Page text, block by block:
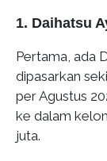
1. Daihatsu
Pertama, ada
dipasarkan
per Agustus
ke dalam
juta.